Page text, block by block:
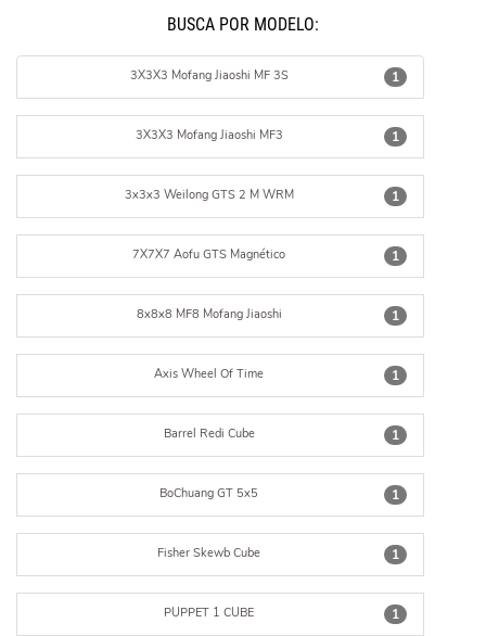
BUSCÁ POR MODELO:
1
3X3X3 Mofang Jiaoshi MF 3S
1
3X3X3 Mofang Jiaoshi MF3
1
3x3x3 Weilong GTS 2 M WRM
1
7X7X7 Aofu GTS Magnético
1
8x8x8 MF8 Mofang Jiaoshi
1
Axis Wheel Of Time
1
Barrel Redi Cube
1
BoChuang GT 5x5
1
Fisher Skewb Cube
1
PUPPET 1 CUBE